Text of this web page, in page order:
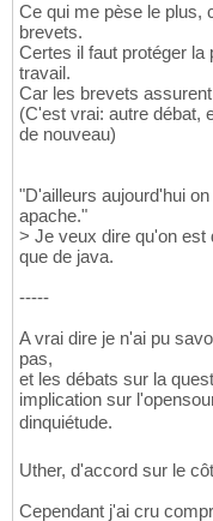
Ce qui me pèse le plus,
brevets.
Certes il faut protéger la
travail.
Car les brevets
(C'est vrai: autre débat,
de nouveau)
"D'ailleurs aujourd'hui
apache."
> Je veux dire qu'on est
que de java.
-----
A vrai dire je n'ai pu
pas,
et les débats sur la
implication sur
dinquiétude.
Uther, d'accord sur le
Cependant j'ai cru